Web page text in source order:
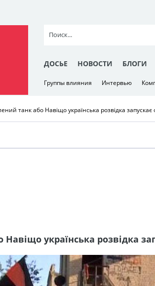
ДОСЬЕ НОВОСТИ БЛОГИ
Группы влияния Интервью
танк або Навіщо українська розвідка
українська розвідка